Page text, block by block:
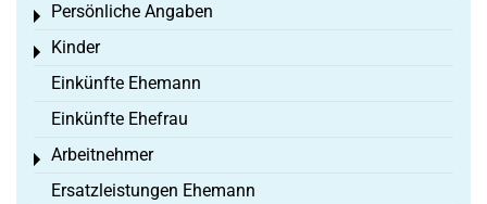
Persönliche Angaben
Toggle menu
Kinder
Toggle menu
Einkünfte Ehemann
Einkünfte Ehefrau
Arbeitnehmer
Toggle menu
Ersatzleistungen Ehemann